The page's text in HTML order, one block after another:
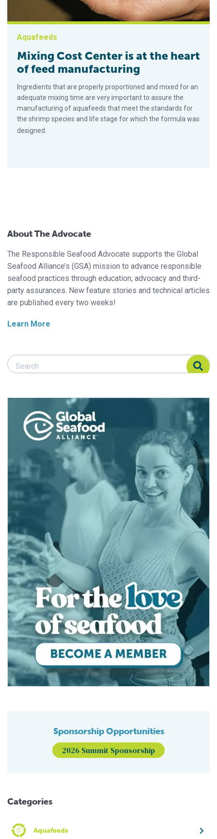
Aquafeeds
Mixing Cost Center is at the heart
of feed manufacturing
Ingredients that are properly proportioned and mixed for an
adequate mixing time are very important to assure the
manufacturing of aquafeeds that meet the standards for
the shrimp species and life stage for which the formula was
designed.
About The Advocate
The Responsible Seafood Advocate supports the Global
Seafood Alliance’s (GSA) mission to advance responsible
seafood practices through education, advocacy and third-
party assurances. New feature stories and technical articles
are published every two weeks!
Learn More
Search Responsible Seafood Advocate
Search Responsible Seafood Advocate
Sponsorship Opportunities
2026 Summit Sponsorship
Categories
Aquafeeds